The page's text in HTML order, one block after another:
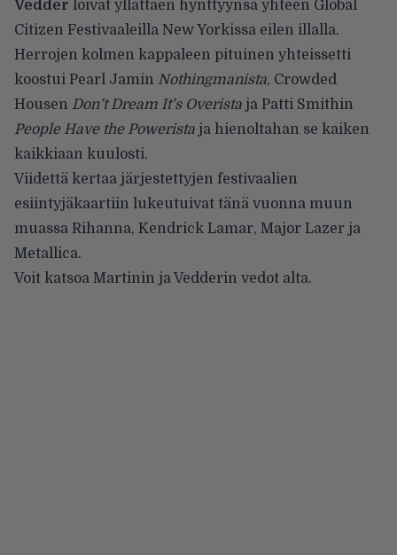
Vedder löivät yllättäen hynttyynsä yhteen Global
Citizen Festivaaleilla New Yorkissa eilen illalla.
Herrojen kolmen kappaleen pituinen yhteissetti
koostui Pearl Jamin Nothingmanista, Crowded
Housen Don’t Dream It’s Overista ja Patti Smithin
People Have the Powerista ja hienoltahan se kaiken
kaikkiaan kuulosti.
Viidettä kertaa järjestettyjen festivaalien
esiintyjäkaartiin lukeutuivat tänä vuonna muun
muassa Rihanna, Kendrick Lamar, Major Lazer ja
Metallica.
Voit katsoa Martinin ja Vedderin vedot alta.